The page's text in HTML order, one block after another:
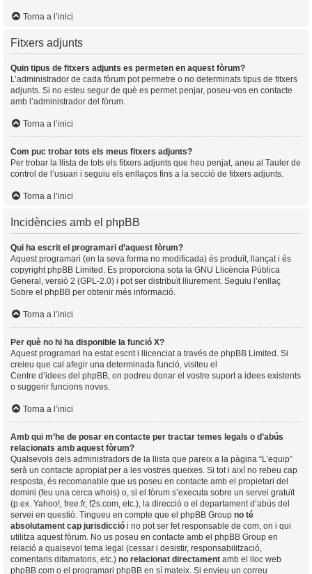
Torna a l’inici
Fitxers adjunts
Quin tipus de fitxers adjunts es permeten en aquest fòrum?
L’administrador de cada fòrum pot permetre o no determinats tipus de fitxers
adjunts. Si no esteu segur de què es permet penjar, poseu-vos en contacte
amb l’administrador del fòrum.
Torna a l’inici
Com puc trobar tots els meus fitxers adjunts?
Per trobar la llista de tots els fitxers adjunts que heu penjat, aneu al Tauler de
control de l’usuari i seguiu els enllaços fins a la secció de fitxers adjunts.
Torna a l’inici
Incidències amb el phpBB
Qui ha escrit el programari d’aquest fòrum?
Aquest programari (en la seva forma no modificada) és produït, llançat i és
copyright phpBB Limited . Es proporciona sota la GNU Llicència Pública
General, versió 2 (GPL-2.0) i pot ser distribuït lliurement. Seguiu l’enllaç
Sobre el phpBB per obtenir més informació.
Torna a l’inici
Per què no hi ha disponible la funció X?
Aquest programari ha estat escrit i llicenciat a través de phpBB Limited. Si
creieu que cal afegir una determinada funció, visiteu el
Centre d’idees del phpBB , on podreu donar el vostre suport a idees existents
o suggerir funcions noves.
Torna a l’inici
Amb qui m’he de posar en contacte per tractar temes legals o d’abús
relacionats amb aquest fòrum?
Qualsevols dels administradors de la llista que pareix a la pàgina “L’equip”
serà un contacte apropiat per a les vostres queixes. Si tot i així no rebeu cap
resposta, és recomanable que us poseu en contacte amb el propietari del
domini (feu una cerca whois) o, si el fòrum s’executa sobre un servei gratuït
(p.ex. Yahoo!, free.fr, f2s.com, etc.), la direcció o el departament d’abús del
servei en questió. Tingueu en compte que el phpBB Group no té
absolutament cap jurisdicció i no pot ser fet responsable de com, on i qui
utilitza aquest fòrum. No us poseu en contacte amb el phpBB Group en
relació a qualsevol tema legal (cessar i desistir, responsabilització,
comentaris difamatoris, etc.) no relacionat directament amb el lloc web
phpBB.com o el programari phpBB en sí mateix. Si envieu un correu